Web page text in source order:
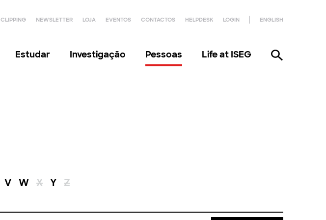
CLIPPING NEWSLETTER LOJA EVENTOS CONTACTOS HELPDESK LOGIN ENGLISH
Estudar Investigação Pessoas Life at ISEG
V W X Y Z